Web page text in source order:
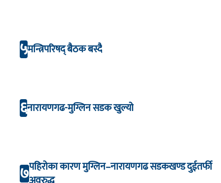
५मन्त्रिपरिषद् बैठक बस्दै
६नारायणगढ-मुग्लिन सडक खुल्यो
७पहिरोका कारण मुग्लिन–नारायणगढ सडकखण्ड दुईतर्फी